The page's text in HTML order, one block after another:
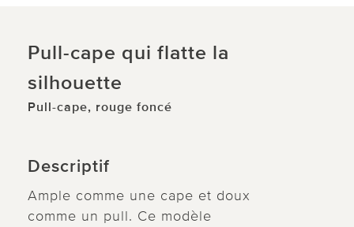
Pull-cape qui flatte la
silhouette
Pull-cape, rouge foncé
Descriptif
Ample comme une cape et doux
comme un pull. Ce modèle